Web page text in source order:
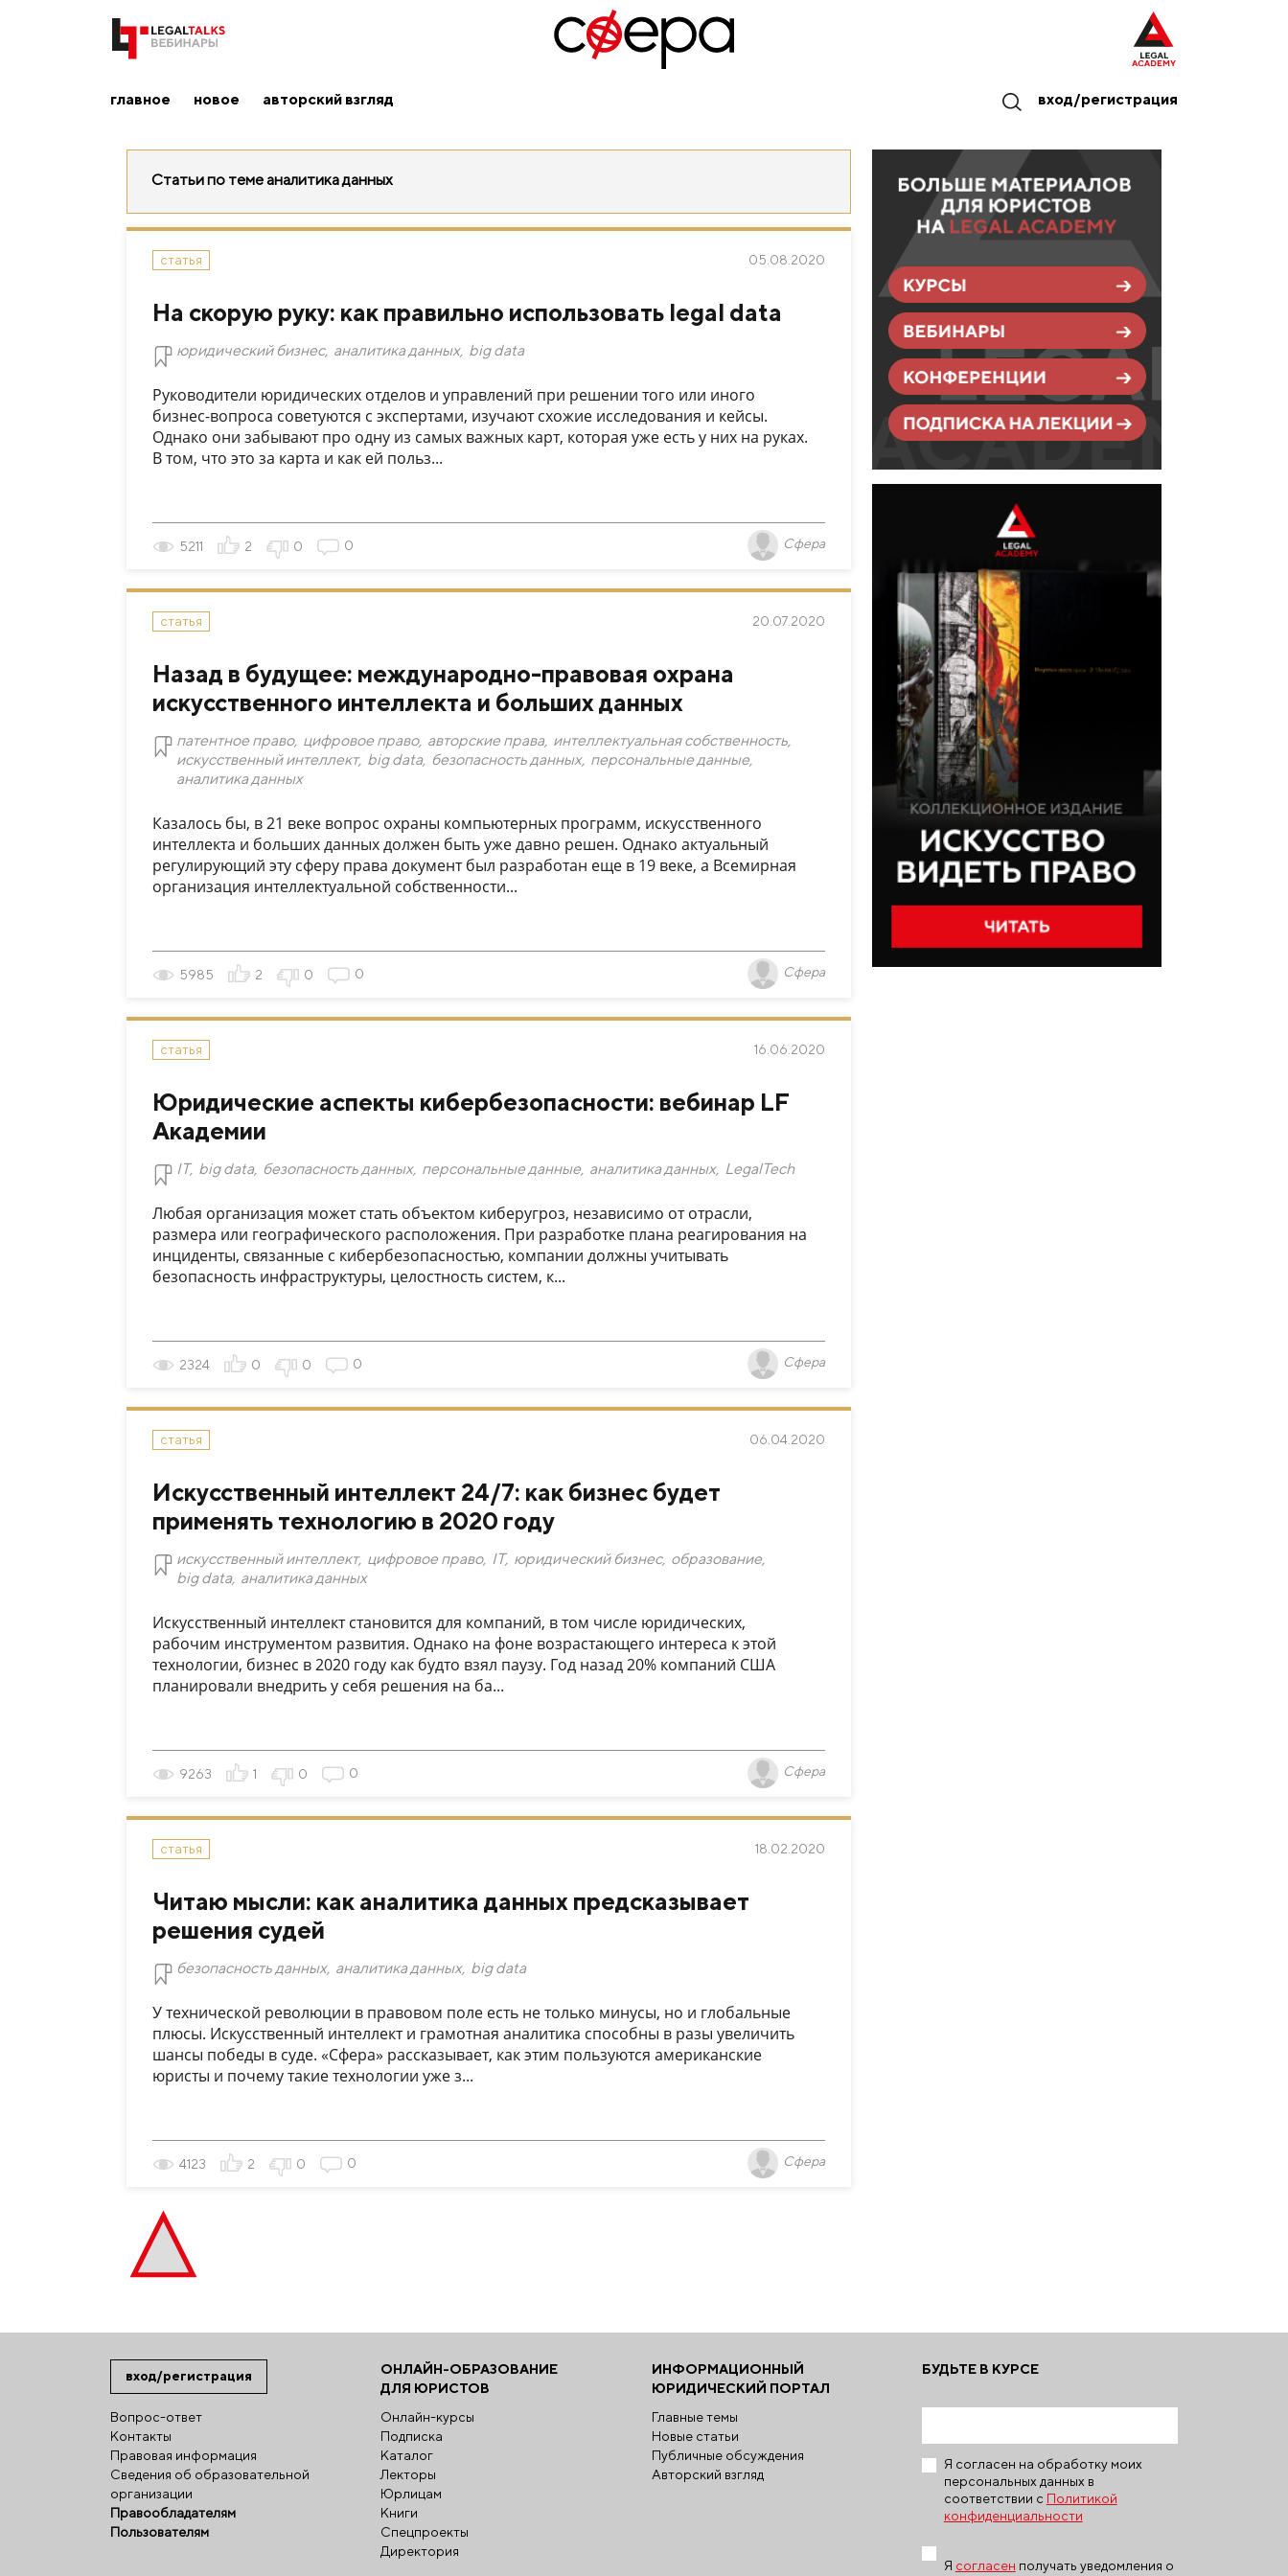
главное новое авторский взгляд вход/регистрация
Статьи по теме аналитика данных
статья 05.08.2020
На скорую руку: как правильно использовать legal data
юридический бизнес, аналитика данных, big data
Руководители юридических отделов и управлений при решении того или иного
бизнес-вопроса советуются с экспертами, изучают схожие исследования и кейсы.
Однако они забывают про одну из самых важных карт, которая уже есть у них на руках.
В том, что это за карта и как ей польз...
5211 2 0 0 Сфера
статья 20.07.2020
Назад в будущее: международно-правовая охрана
искусственного интеллекта и больших данных
патентное право, цифровое право, авторские права, интеллектуальная собственность
искусственный интеллект, big data, безопасность данных, персональные данные
аналитика данных
Казалось бы, в 21 веке вопрос охраны компьютерных программ, искусственного
интеллекта и больших данных должен быть уже давно решен. Однако актуальный
регулирующий эту сферу права документ был разработан еще в 19 веке, а Всемирная
организация интеллектуальной собственности...
5985 2 0 0 Сфера
статья 16.06.2020
Юридические аспекты кибербезопасности: вебинар LF
Академии
IT, big data, безопасность данных, персональные данные аналитика данных, LegalTech
Любая организация может стать объектом киберугроз, независимо от отрасли,
размера или географического расположения. При разработке плана реагирования на
инциденты, связанные с кибербезопасностью, компании должны учитывать
безопасность инфраструктуры, целостность систем, к...
2324 0 0 0 Сфера
статья 06.04.2020
Искусственный интеллект 24/7: как бизнес будет
применять технологию в 2020 году
искусственный интеллект, цифровое право, IT, юридический бизнес, образование
big data, аналитика данных
Искусственный интеллект становится для компаний, в том числе юридических,
рабочим инструментом развития. Однако на фоне возрастающего интереса к этой
технологии, бизнес в 2020 году как будто взял паузу. Год назад 20% компаний США
планировали внедрить у себя решения на ба...
9263 1 0 0 Сфера
статья 18.02.2020
Читаю мысли: как аналитика данных предсказывает
решения судей
безопасность данных, аналитика данных, big data
У технической революции в правовом поле есть не только минусы, но и глобальные
плюсы. Искусственный интеллект и грамотная аналитика способны в разы увеличить
шансы победы в суде. «Сфера» рассказывает, как этим пользуются американские
юристы и почему такие технологии уже з...
4123 2 0 0 Сфера
вход/регистрация
Вопрос-ответ
Контакты
Правовая информация
Сведения об образовательной
организации
Правообладателям
Пользователям
ОНЛАЙН-ОБРАЗОВАНИЕ
ДЛЯ ЮРИСТОВ
Онлайн-курсы
Подписка
Каталог
Лекторы
Юрлицам
Книги
Спецпроекты
Директория
ИНФОРМАЦИОННЫЙ
ЮРИДИЧЕСКИЙ ПОРТАЛ
Главные темы
Новые статьи
Публичные обсуждения
Авторский взгляд
БУДЬТЕ В КУРСЕ
Я согласен на обработку моих
персональных данных в
соответствии с Политикой
конфиденциальности
Я согласен получать уведомления о